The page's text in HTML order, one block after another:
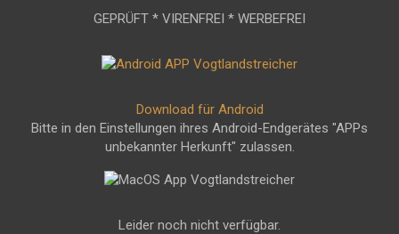
GEPRÜFT * VIRENFREI * WERBEFREI
Download für Android
Bitte in den Einstellungen ihres Android-Endgerätes "APPs
unbekannter Herkunft" zulassen.
Leider noch nicht verfügbar.